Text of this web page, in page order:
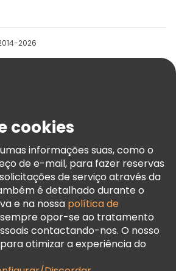
Legais
2026
cookies
informações suas, como o
de e-mail, para fazer reservas
de serviço através da
é detalhado durante o
e na nossa política de
sempre opor-se ao tratamento
contactando-nos. O nosso
otimizar a experiência do